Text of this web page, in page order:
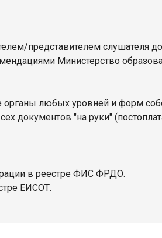
представителем слушателя
Министерство
органы любых уровней и форм
документов "на руки"
в реестре ФИС ФРДО.
ЕИСОТ.